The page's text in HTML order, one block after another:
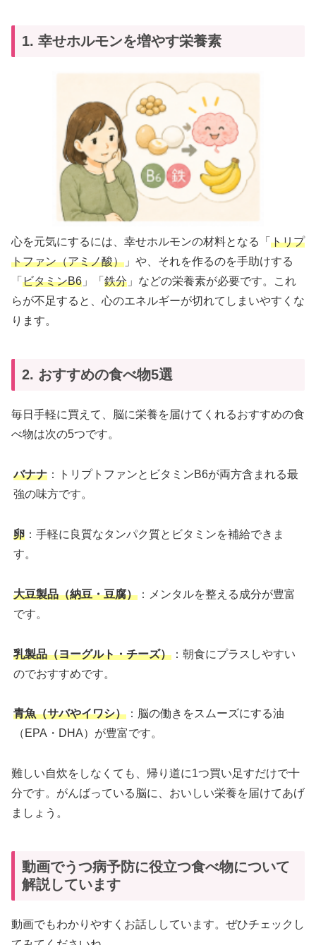
1. 幸せホルモンを増やす栄養素
心を元気にするには、幸せホルモンの材料となる「 トリプ
トファン（アミノ酸） 」や、それを作るのを手助けする
「 ビタミンB6 」「 鉄分 」などの栄養素が必要です。これ
らが不足すると、心のエネルギーが切れてしまいやすくな
ります。
2. おすすめの食べ物5選
毎日手軽に買えて、脳に栄養を届けてくれるおすすめの食
べ物は次の5つです。
バナナ ：トリプトファンとビタミンB6が両方含まれる最
強の味方です。
卵 ：手軽に良質なタンパク質とビタミンを補給できま
す。
大豆製品（納豆・豆腐） ：メンタルを整える成分が豊富
です。
乳製品（ヨーグルト・チーズ） ：朝食にプラスしやすい
のでおすすめです。
青魚（サバやイワシ） ：脳の働きをスムーズにする油
（EPA・DHA）が豊富です。
難しい自炊をしなくても、帰り道に1つ買い足すだけで十
分です。がんばっている脳に、おいしい栄養を届けてあげ
ましょう。
動画でうつ病予防に役立つ食べ物について
解説しています
動画でもわかりやすくお話ししています。ぜひチェックし